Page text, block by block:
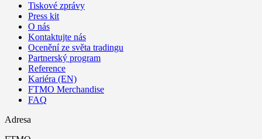
Tiskové zprávy
Press kit
O nás
Kontaktujte nás
Ocenění ze světa tradingu
Partnerský program
Reference
Kariéra (EN)
FTMO Merchandise
FAQ
Adresa